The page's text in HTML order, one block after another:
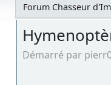
Forum Chasseur
Démarré par